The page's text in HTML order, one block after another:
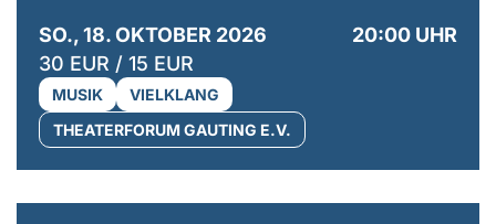
SO., 18. OKTOBER 2026
20:00 UHR
30 EUR / 15 EUR
MUSIK
VIELKLANG
THEATERFORUM GAUTING E.V.